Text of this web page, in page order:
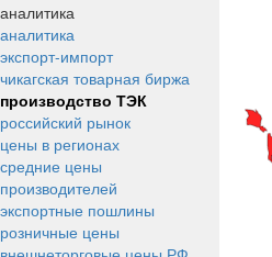
аналитика
аналитика
экспорт-импорт
чикагская товарная биржа
производство ТЭК
российский рынок
цены в регионах
средние цены
производителей
экспортные пошлины
розничные цены